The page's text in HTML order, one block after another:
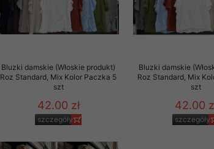
Bluzki damskie (Włoskie produkt)
Roz Standard, Mix Kolor Paczka 5
szt
42.00 zł
szczegóły
Bluzki damskie
Roz Standard, Mix
szt
42.00
szczegóły